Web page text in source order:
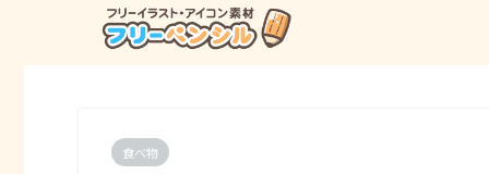
食べ物